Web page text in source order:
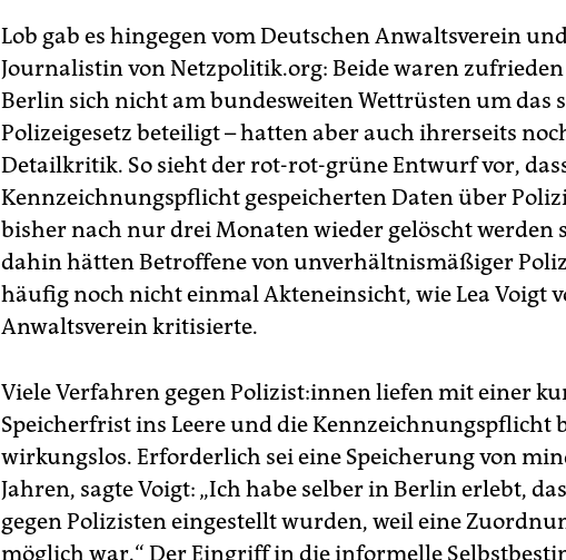
Lob gab es hingegen vom Deutschen Anwaltsverein
Journalistin von Netzpolitik.org: Beide waren
Berlin sich nicht am bundesweiten Wettrüsten um das
Polizeigesetz beteiligt – hatten aber auch ihrerseits
Detailkritik. So sieht der rot-rot-grüne Entwurf vor,
Kennzeichnungspflicht gespeicherten Daten über
bisher nach nur drei Monaten wieder gelöscht werden
dahin hätten Betroffene von unverhältnismäßiger
häufig noch nicht einmal Akteneinsicht, wie Lea Voigt
Anwaltsverein kritisierte.
Viele Verfahren gegen Polizist:innen liefen mit einer
Speicherfrist ins Leere und die Kennzeichnungspflicht
wirkungslos. Erforderlich sei eine Speicherung von
Jahren, sagte Voigt: „Ich habe selber in Berlin erlebt,
gegen Polizisten eingestellt wurden, weil eine
möglich war.“ Der Eingriff in die informelle